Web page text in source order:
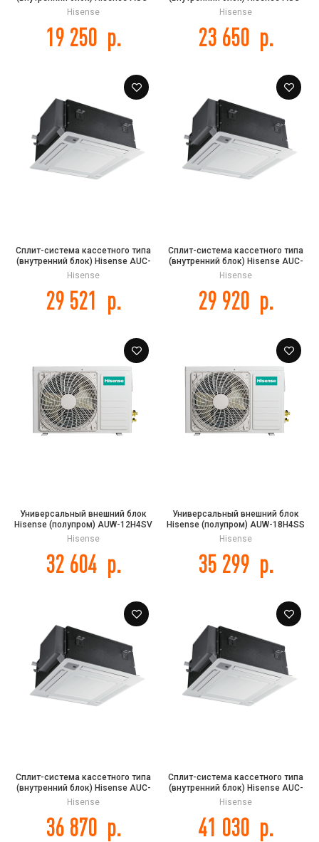
12HR4SAA
Hisense
19 250 р.
18HR4SAA
Hisense
23 650 р.
Сплит-система кассетного типа
(внутренний блок) Hisense AUC-
18UR4SAA2 DC INVERTER
Hisense
29 521 р.
Сплит-система кассетного типа
(внутренний блок) Hisense AUC-
24HR4SGA1
Hisense
29 920 р.
Универсальный внешний блок
Hisense (полупром) AUW-12H4SV
Hisense
32 604 р.
Универсальный внешний блок
Hisense (полупром) AUW-18H4SS
Hisense
35 299 р.
Сплит-система кассетного типа
(внутренний блок) Hisense AUC-
24UR4S1GA DC INVERTER
Hisense
36 870 р.
Сплит-система кассетного типа
(внутренний блок) Hisense AUC-
36HR4SGA1
Hisense
41 030 р.